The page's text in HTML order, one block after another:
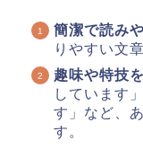
簡潔で読み
りやすい文
趣味や特技
しています
す」など、
す。